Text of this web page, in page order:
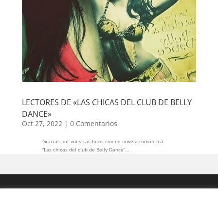
LECTORES DE «LAS CHICAS DEL CLUB DE BELLY
DANCE»
Oct 27, 2022 | 0 Comentarios
Gracias por vuestras fotos con mi novela romántica
“Las chicas del club de Belly Dance”...